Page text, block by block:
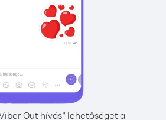
Out hívás” lehetőséget a